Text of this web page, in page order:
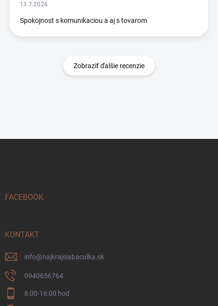
13.7.2026
Spokojnost s komunikaciou a aj s tovarom
Zobraziť ďalšie recenzie
FACEBOOK
KONTAKT
info@najkrajsiabaculka.sk
0940656764
8:00-16:00 hod